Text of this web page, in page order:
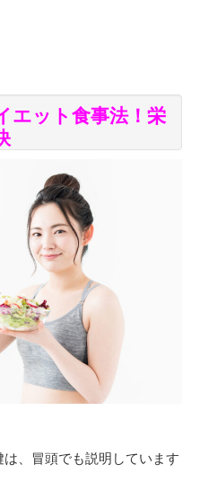
エット食事法！栄
、冒頭でも説明しています